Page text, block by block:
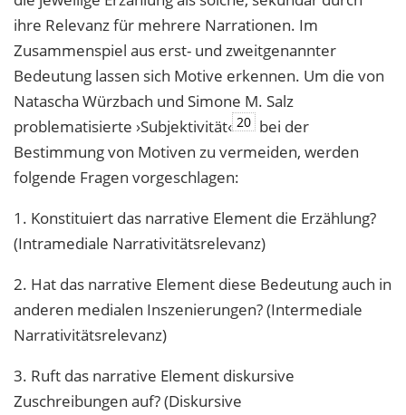
ihre Relevanz für mehrere Narrationen. Im
Zusammenspiel aus erst- und zweitgenannter
Bedeutung lassen sich Motive erkennen. Um die von
Natascha Würzbach und Simone M. Salz
problematisierte ›Subjektivität‹ 20 bei der
Bestimmung von Motiven zu vermeiden, werden
folgende Fragen vorgeschlagen:
1. Konstituiert das narrative Element die Erzählung?
(Intramediale Narrativitätsrelevanz)
2. Hat das narrative Element diese Bedeutung auch in
anderen medialen Inszenierungen? (Intermediale
Narrativitätsrelevanz)
3. Ruft das narrative Element diskursive
Zuschreibungen auf? (Diskursive